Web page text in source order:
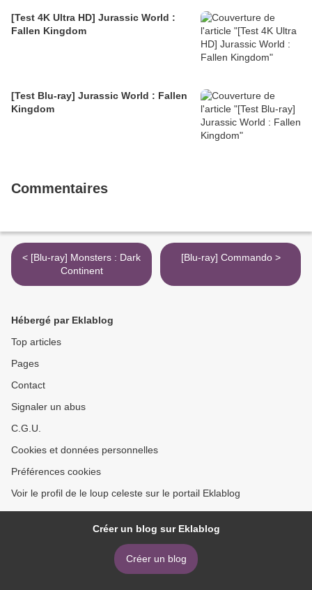
[Test 4K Ultra HD] Jurassic World :
Fallen Kingdom
[Test Blu-ray] Jurassic World : Fallen
Kingdom
Commentaires
< [Blu-ray] Monsters : Dark
Continent
[Blu-ray] Commando >
Hébergé par Eklablog
Top articles
Pages
Contact
Signaler un abus
C.G.U.
Cookies et données personnelles
Préférences cookies
Voir le profil de le loup celeste sur le portail Eklablog
Créer un blog sur Eklablog
Créer un blog